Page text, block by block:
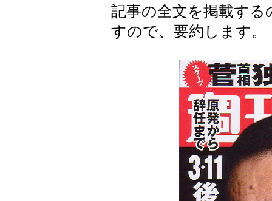
記事の全文を掲載す
すので、要約します。